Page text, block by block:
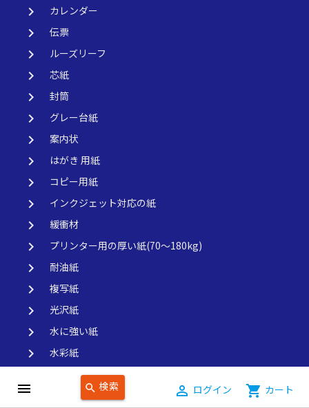
menu search 検索 person_outline ログイン shopping_cart カート
keyboard_arrow_right カレンダー
keyboard_arrow_right 伝票
keyboard_arrow_right ルーズリーフ
keyboard_arrow_right 芯紙
keyboard_arrow_right 封筒
keyboard_arrow_right グレー台紙
keyboard_arrow_right 案内状
keyboard_arrow_right はがき 用紙
keyboard_arrow_right コピー用紙
keyboard_arrow_right インクジェット対応の紙
keyboard_arrow_right 緩衝材
keyboard_arrow_right プリンター用の厚い紙(70～180kg)
keyboard_arrow_right 耐油紙
keyboard_arrow_right 複写紙
keyboard_arrow_right 光沢紙
keyboard_arrow_right 水に強い紙
keyboard_arrow_right 水彩紙
SDGｓ対応用紙
keyboard_arrow_right